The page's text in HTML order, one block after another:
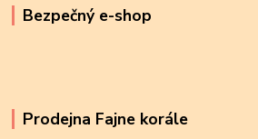
Bezpečný e-shop
Prodejna Fajne korále